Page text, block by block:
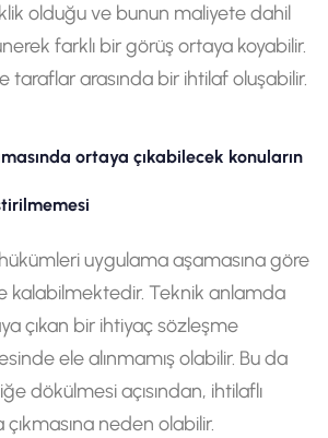
olduğu ve bunun maliyete dahil
farklı bir görüş ortaya koyabilir.
taraflar arasında bir ihtilaf oluşabilir.
ortaya çıkabilecek konuların
uygulama aşamasına göre
kalabilmektedir. Teknik anlamda
çıkan bir ihtiyaç sözleşme
ele alınmamış olabilir. Bu da
dökülmesi açısından, ihtilaflı
neden olabilir.